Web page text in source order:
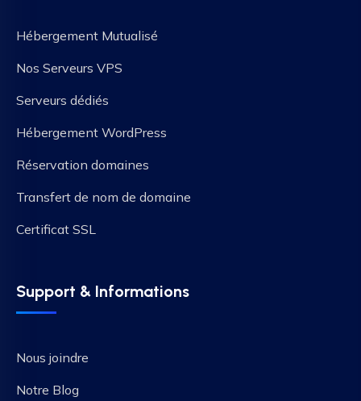
Hébergement Mutualisé
Nos Serveurs VPS
Serveurs dédiés
Hébergement WordPress
Réservation domaines
Transfert de nom de domaine
Certificat SSL
Support & Informations
Nous joindre
Notre Blog